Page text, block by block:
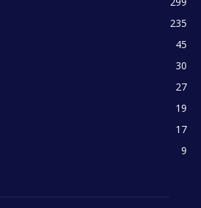
235
45
30
27
19
17
9